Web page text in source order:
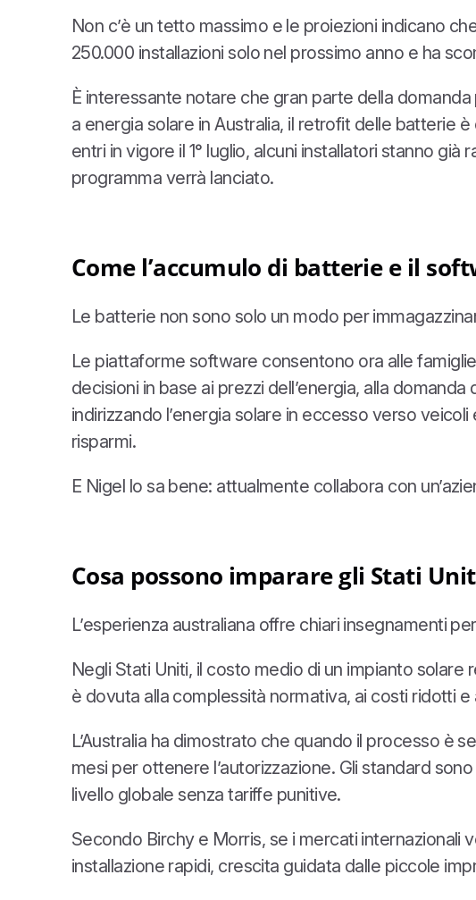
Non c’è un tetto massimo e le proiezioni indicano
250.000 installazioni solo nel prossimo anno e ha
È interessante notare che gran parte della
a energia solare in Australia, il retrofit delle batterie
entri in vigore il 1° luglio, alcuni installatori stanno
programma verrà lanciato.
Come l’accumulo di batterie e il
Le batterie non sono solo un modo per
Le piattaforme software consentono ora alle
decisioni in base ai prezzi dell’energia, alla
indirizzando l’energia solare in eccesso verso
risparmi.
E Nigel lo sa bene: attualmente collabora con
Cosa possono imparare gli Stati
L’esperienza australiana offre chiari insegnamenti
Negli Stati Uniti, il costo medio di un impianto solare
è dovuta alla complessità normativa, ai costi ridotti e
L’Australia ha dimostrato che quando il processo è
mesi per ottenere l’autorizzazione. Gli standard
livello globale senza tariffe punitive.
Secondo Birchy e Morris, se i mercati internazionali
installazione rapidi, crescita guidata dalle piccole